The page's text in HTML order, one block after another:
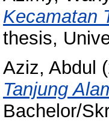
Kecamatan
thesis,
Aziz, Abdul
Tanjung
Bachelor/